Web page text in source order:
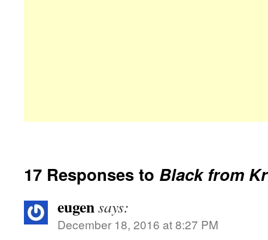
17 Responses to Black from
eugensays:
December 18, 2016 at 8:27 PM